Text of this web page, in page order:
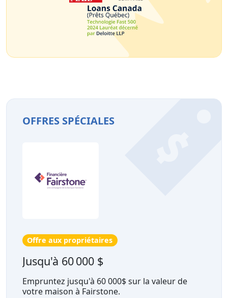
OFFRES SPÉCIALES
Offre aux propriétaires
Jusqu'à 60 000 $
Empruntez jusqu'à 60 000$ sur la valeur de
votre maison à Fairstone.